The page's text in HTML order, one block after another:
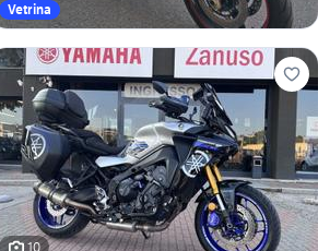
Vetrina
10